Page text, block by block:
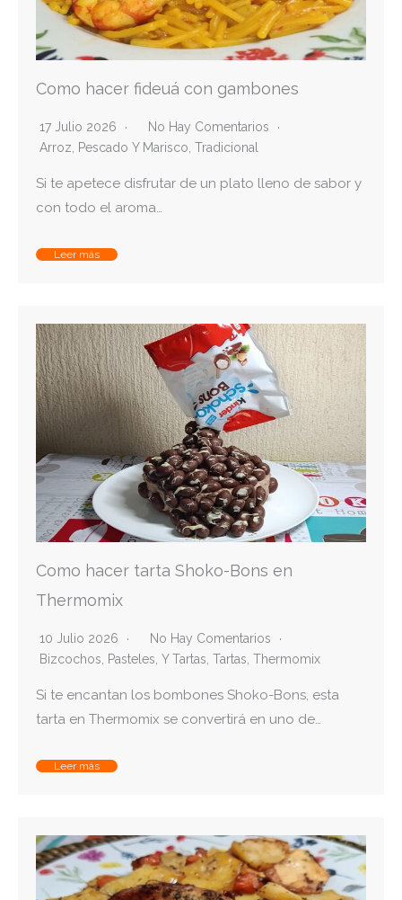
Como hacer fideuá con gambones
17 Julio 2026
No Hay Comentarios
Arroz
Pescado Y Marisco Tradicional
Si te apetece disfrutar de un plato lleno de sabor y
con todo el aroma…
Leer más
Como hacer tarta Shoko-Bons en
Thermomix
10 Julio 2026
No Hay Comentarios
Bizcochos, Pasteles, Y Tartas Tartas Thermomix
Si te encantan los bombones Shoko-Bons, esta
tarta en Thermomix se convertirá en uno de…
Leer más